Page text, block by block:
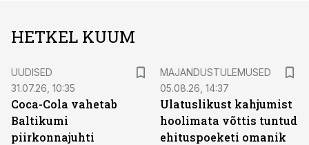
HETKEL KUUM
UUDISED
31.07.26, 10:35
Coca-Cola vahetab
Baltikumi
piirkonnajuhti
MAJANDUSTULEMUSED
05.08.26, 14:37
Ulatuslikust kahjumist
hoolimata võttis tuntud
ehituspoeketi omanik